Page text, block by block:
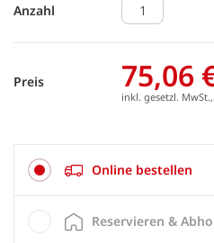
Anzahl
Preis 75,06
inkl. gesetzl.
Online bestellen
Reservieren &